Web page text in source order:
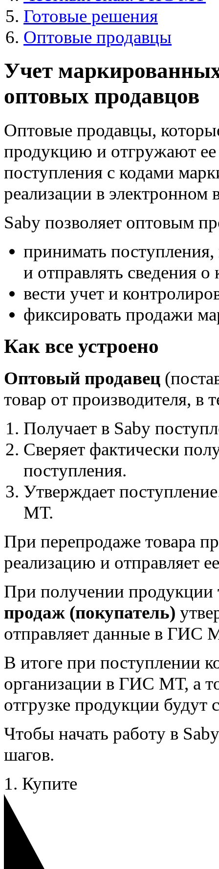
Готовые решения
Оптовые продавцы
Учет
оптовых продавцов
Оптовые продавцы,
продукцию и отгружают
поступления с кодами
реализации в электронном
Saby позволяет оптовым
принимать поступления,
и отправлять сведения
вести учет и
фиксировать продажи
Как все устроено
Оптовый продавец
товар от производителя, в
Получает в Saby
Сверяет фактически
поступления.
Утверждает
МТ.
При перепродаже товара
реализацию и отправляет
При получении продукции
продаж (покупатель)
отправляет данные в ГИС
В итоге при поступлении
организации в ГИС МТ, а
отгрузке продукции
Чтобы начать работу в
шагов.
1. Купите